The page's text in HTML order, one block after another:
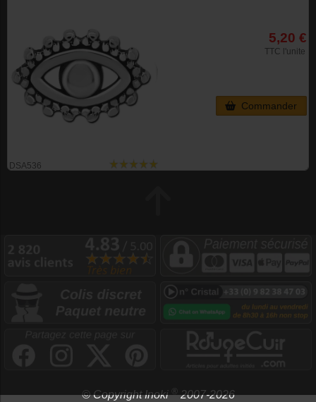
DSA536
5,20 €
TTC l'unite
Commander
© Copyright Inoki ®2007-2026